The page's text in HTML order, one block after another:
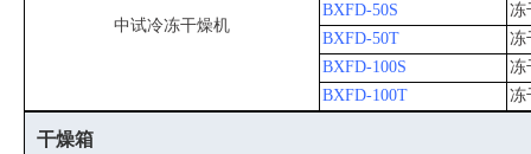
中试冷冻干燥机
BXFD-50S
冻
BXFD-50T
冻
BXFD-100S
冻
BXFD-100T
冻
干燥箱